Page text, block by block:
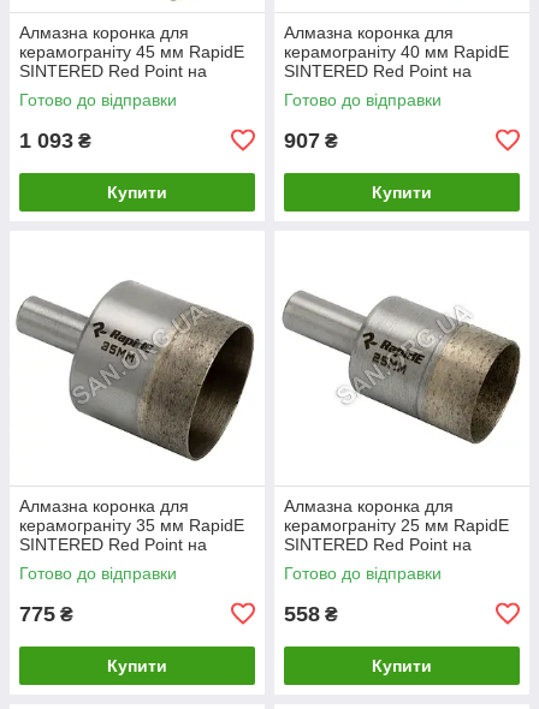
Алмазна коронка для
керамограніту 45 мм RapidE
SINTERED Red Point на
Дриль
Готово до відправки
1 093 ₴
Купити
Алмазна коронка для
керамограніту 40 мм RapidE
SINTERED Red Point на
Дриль
Готово до відправки
907 ₴
Купити
Алмазна коронка для
керамограніту 35 мм RapidE
SINTERED Red Point на
Дриль
Готово до відправки
775 ₴
Купити
Алмазна коронка для
керамограніту 25 мм RapidE
SINTERED Red Point на
Дриль
Готово до відправки
558 ₴
Купити